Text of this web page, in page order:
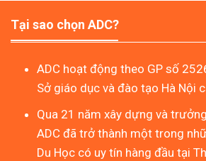
Tại sao chọn ADC?
ADC hoạt động theo GP số
Sở giáo dục và đào tạo Hà Nội
Qua 21 năm xây dựng và
ADC đã trở thành một trong
Du Học có uy tín hàng đầu tại